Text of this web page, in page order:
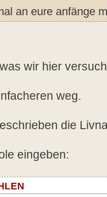
an eure anfänge
wir hier
weg.
die
eingeben: